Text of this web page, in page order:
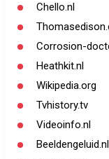
Chello.nl
Corrosion-
Heathkit.nl
Wikipedia.org
Tvhistory.tv
Videoinfo.nl
Beeldengeluid.nl